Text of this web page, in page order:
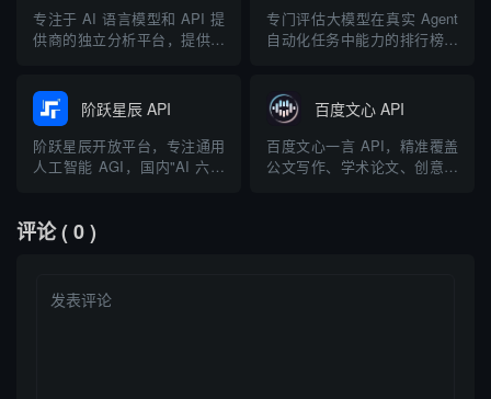
专注于 AI 语言模型和 API 提
供商的独立分析平台，提供模
专门评估大模型在真实 Agent
自动化任务中能力的排行榜，
阶跃星辰 API
阶跃星辰开放平台，专注通用
人工智能 AGI，国内"AI 六小
百度文心 API
百度文心一言 API，精准覆盖
公文写作、学术论文、创意策
评论( 0 )